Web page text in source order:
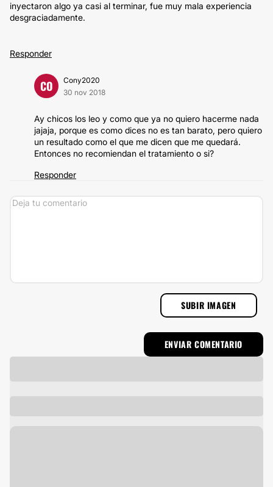
inyectaron algo ya casi al terminar, fue muy mala experiencia
desgraciadamente.
Responder
CO
Cony2020
30 nov 2018
Ay chicos los leo y como que ya no quiero hacerme nada
jajaja, porque es como dices no es tan barato, pero quiero
un resultado como el que me dicen que me quedará.
Entonces no recomiendan el tratamiento o si?
Responder
SUBIR IMAGEN